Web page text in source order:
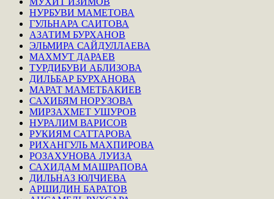
НУРБУВИ МАМЕТОВА
ГУЛЬНАРА САИТОВА
АЗАТИМ БУРХАНОВ
ЭЛЬМИРА САЙДУЛЛАЕВА
МАХМУТ ДАРАЕВ
ТУРДИБУВИ АБЛИЗОВА
ДИЛЬБАР БУРХАНОВА
МАРАТ МАМЕТБАКИЕВ
САХИБЯМ НОРУЗОВА
МИРЗАХМЕТ УШУРОВ
НУРАЛИМ ВАРИСОВ
РУКИЯМ САТТАРОВА
РИХАНГУЛЬ МАХПИРОВА
РОЗАХУНОВА ЛУИЗА
САХИДАМ МАШРАПОВА
ДИЛЬНАЗ ЮЛЧИЕВА
АРШИДИН БАРАТОВ